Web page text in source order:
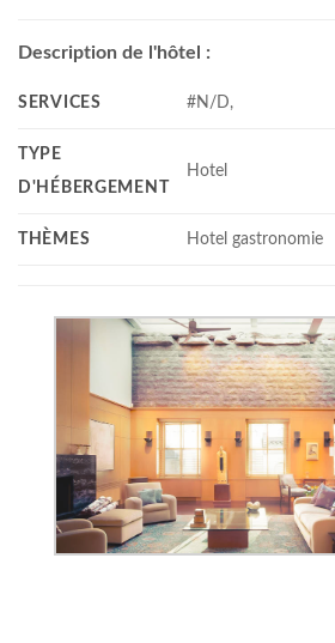
Description de l'hôtel :
SERVICES #N/D,
TYPE
D'HÉBERGEMENT
Hotel
THÈMES Hotel gastronomie